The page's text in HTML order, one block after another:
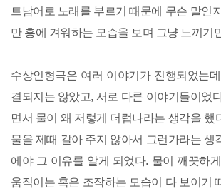
트남어로 노래를 부르기 때문에 무슨 말인
만 흥에 겨워하는 모습을 보며 그냥 느끼기
수상인형극은 여러 이야기가 진행되었는
결되지는 않았고, 서로 다른 이야기들이었
면서 물이 왜 저렇게 더럽나라는 생각을 했
물을 제때 갈아 주지 않아서 그런가라는 생
에야 그 이유를 알게 되었다. 물이 깨끗하
움직이는 혹은 조작하는 모습이 다 보이기